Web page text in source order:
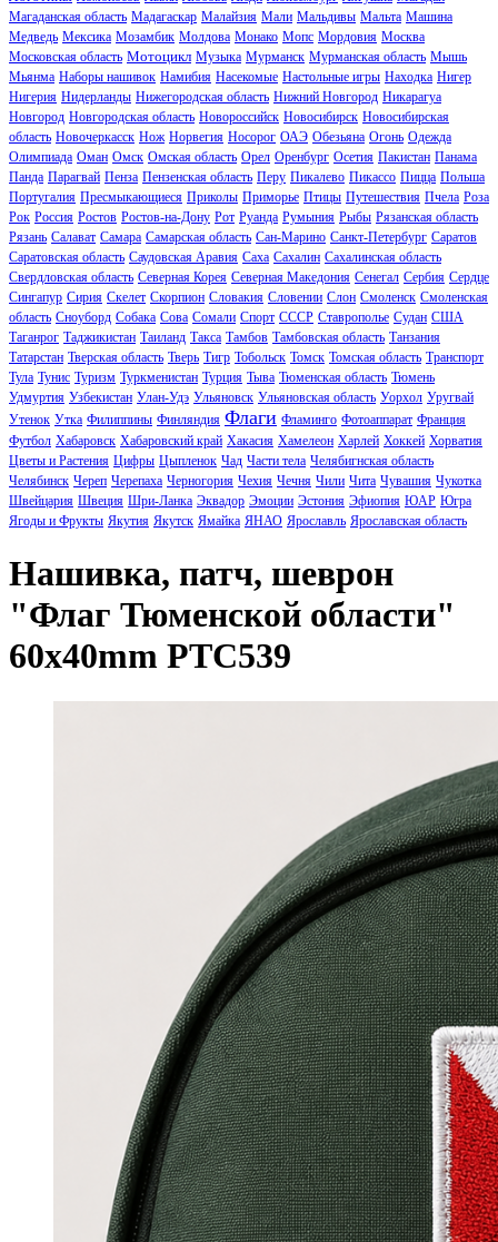
Магаданская область Мадагаскар Малайзия Мали Мальдивы Мальта Машина
Медведь Мексика Мозамбик Молдова Монако Мопс Мордовия Москва
Московская область Мотоцикл Музыка Мурманск Мурманская область Мышь
Мьянма Наборы нашивок Намибия Насекомые Настольные игры Находка Нигер
Нигерия Нидерланды Нижегородская область Нижний Новгород Никарагуа
Новгород Новгородская область Новороссийск Новосибирск Новосибирская
область Новочеркасск Нож Норвегия Носорог ОАЭ Обезьяна Огонь Одежда
Олимпиада Оман Омск Омская область Орел Оренбург Осетия Пакистан Панама
Панда Парагвай Пенза Пензенская область Перу Пикалево Пикассо Пицца Польша
Португалия Пресмыкающиеся Приколы Приморье Птицы Путешествия Пчела Роза
Рок Россия Ростов Ростов-на-Дону Рот Руанда Румыния Рыбы Рязанская область
Рязань Салават Самара Самарская область Сан-Марино Санкт-Петербург Саратов
Саратовская область Саудовская Аравия Саха Сахалин Сахалинская область
Свердловская область Северная Корея Северная Македония Сенегал Сербия Сердце
Сингапур Сирия Скелет Скорпион Словакия Словении Слон Смоленск Смоленская
область Сноуборд Собака Сова Сомали Спорт СССР Ставрополье Судан США
Таганрог Таджикистан Таиланд Такса Тамбов Тамбовская область Танзания
Татарстан Тверская область Тверь Тигр Тобольск Томск Томская область Транспорт
Тула Тунис Туризм Туркменистан Турция Тыва Тюменская область Тюмень
Удмуртия Узбекистан Улан-Удэ Ульяновск Ульяновская область Уорхол Уругвай
Утенок Утка Филиппины Финляндия Флаги Фламинго Фотоаппарат Франция
Футбол Хабаровск Хабаровский край Хакасия Хамелеон Харлей Хоккей Хорватия
Цветы и Растения Цифры Цыпленок Чад Части тела Челябигнская область
Челябинск Череп Черепаха Черногория Чехия Чечня Чили Чита Чувашия Чукотка
Швейцария Швеция Шри-Ланка Эквадор Эмоции Эстония Эфиопия ЮАР Югра
Ягоды и Фрукты Якутия Якутск Ямайка ЯНАО Ярославль Ярославская область
Нашивка, патч, шеврон
"Флаг Тюменской области"
60x40mm PTC539